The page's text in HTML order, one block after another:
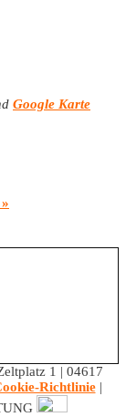
Google Karte
»
1 | 04617
Richtlinie|